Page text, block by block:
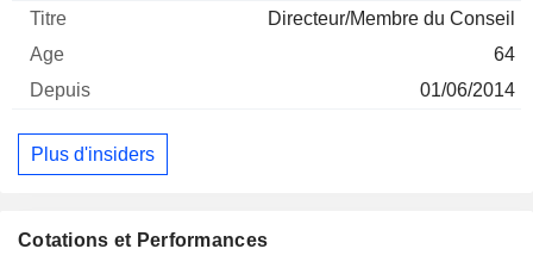
Cotations et Performances
Directeur/Membre du Conseil
64
01/06/2014
Plus d'insiders